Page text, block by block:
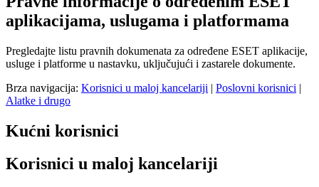
aplikacijama, uslugama i platformama
Pregledajte listu pravnih dokumenata za određene ESET aplikacije,
usluge i platforme u nastavku, uključujući i zastarele dokumente.
Brza navigacija: Korisnici u maloj kancelariji | Poslovni korisnici |
Alatke i drugo
Kućni korisnici
Korisnici u maloj kancelariji